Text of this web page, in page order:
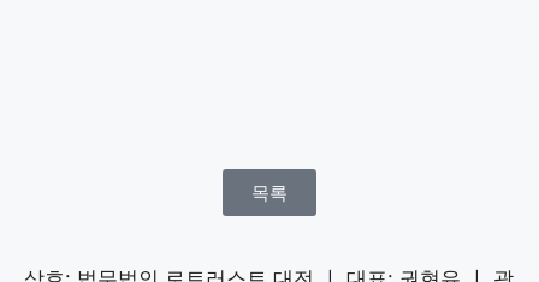
목록